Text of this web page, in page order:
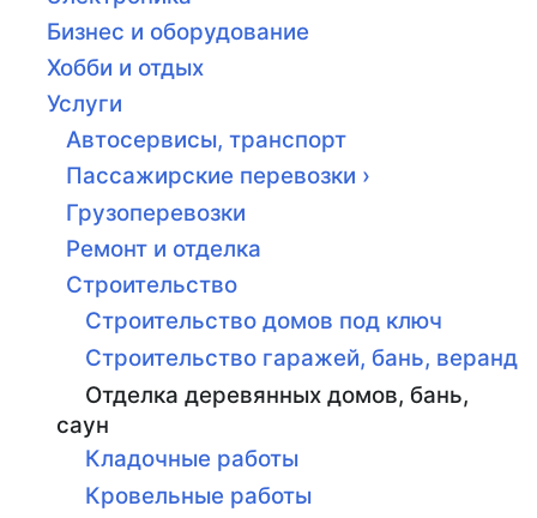
Бизнес и оборудование
Хобби и отдых
Услуги
Автосервисы, транспорт
Пассажирские перевозки ›
Грузоперевозки
Ремонт и отделка
Строительство
Строительство домов под ключ
Строительство гаражей, бань, веранд
Отделка деревянных домов, бань,
саун
Кладочные работы
Кровельные работы